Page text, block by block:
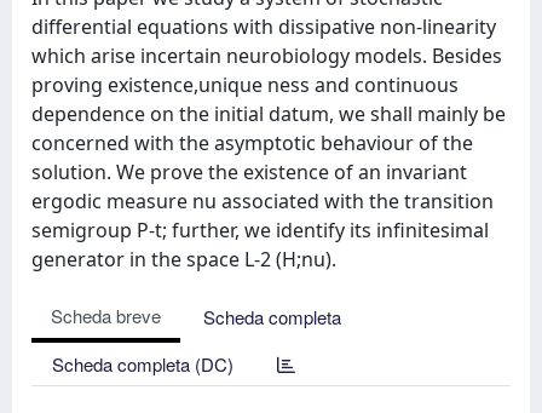
differential equations with dissipative non-linearity
which arise incertain neurobiology models. Besides
proving existence,unique ness and continuous
dependence on the initial datum, we shall mainly be
concerned with the asymptotic behaviour of the
solution. We prove the existence of an invariant
ergodic measure nu associated with the transition
semigroup P-t; further, we identify its infinitesimal
generator in the space L-2 (H;nu).
Scheda breve
Scheda completa
Scheda completa (DC)